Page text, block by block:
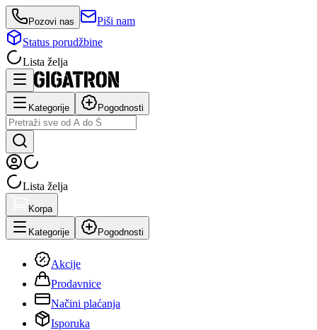
Pozovi nas
Piši nam
Status porudžbine
Lista želja
Kategorije Pogodnosti
Lista želja
Korpa
Kategorije Pogodnosti
Akcije
Prodavnice
Načini plaćanja
Isporuka